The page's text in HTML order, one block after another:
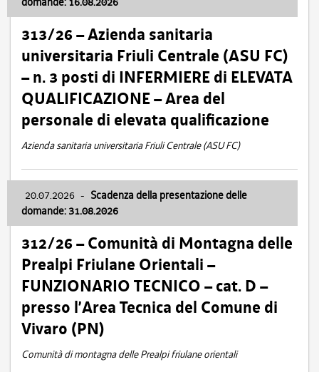
313/26 – Azienda sanitaria
universitaria Friuli Centrale (ASU FC)
– n. 3 posti di INFERMIERE di ELEVATA
QUALIFICAZIONE – Area del
personale di elevata qualificazione
Azienda sanitaria universitaria Friuli Centrale (ASU FC)
20.07.2026 - Scadenza della presentazione delle
domande: 31.08.2026
312/26 – Comunità di Montagna delle
Prealpi Friulane Orientali –
FUNZIONARIO TECNICO – cat. D –
presso l’Area Tecnica del Comune di
Vivaro (PN)
Comunità di montagna delle Prealpi friulane orientali